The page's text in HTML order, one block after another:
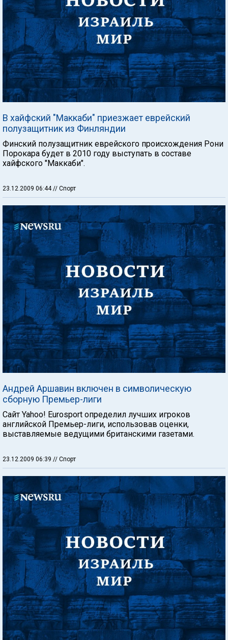
В хайфский "Маккаби" приезжает еврейский
полузащитник из Финляндии
Финский полузащитник еврейского происхождения Рони
Порокара будет в 2010 году выступать в составе
хайфского "Маккаби".
23.12.2009 06:44 // Спорт
Андрей Аршавин включен в символическую
сборную Премьер-лиги
Сайт Yahoo! Eurosport определил лучших игроков
английской Премьер-лиги, использовав оценки,
выставляемые ведущими британскими газетами.
23.12.2009 06:39 // Спорт